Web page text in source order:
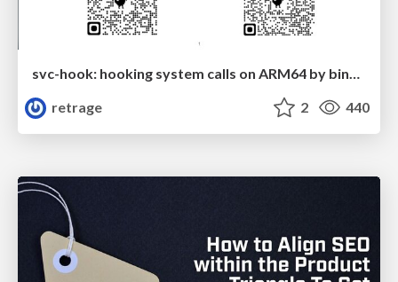
svc-hook: hooking system calls on ARM64 by binary rewriting
retrage
2 440